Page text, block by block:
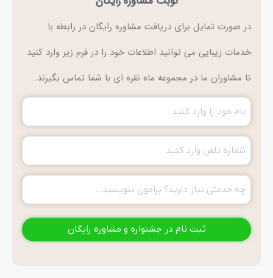
در صورت تمایل برای دریافت مشاوره رایگان در رابطه با
خدمات زیبایی می توانید اطلاعات خود را در فرم زیر وارد کنید
تا مشاوران ما در مجموعه ماه نقره ای با شما تماس بگیرند.
نام
تلفن
تماس
(ضروری)
خدمت